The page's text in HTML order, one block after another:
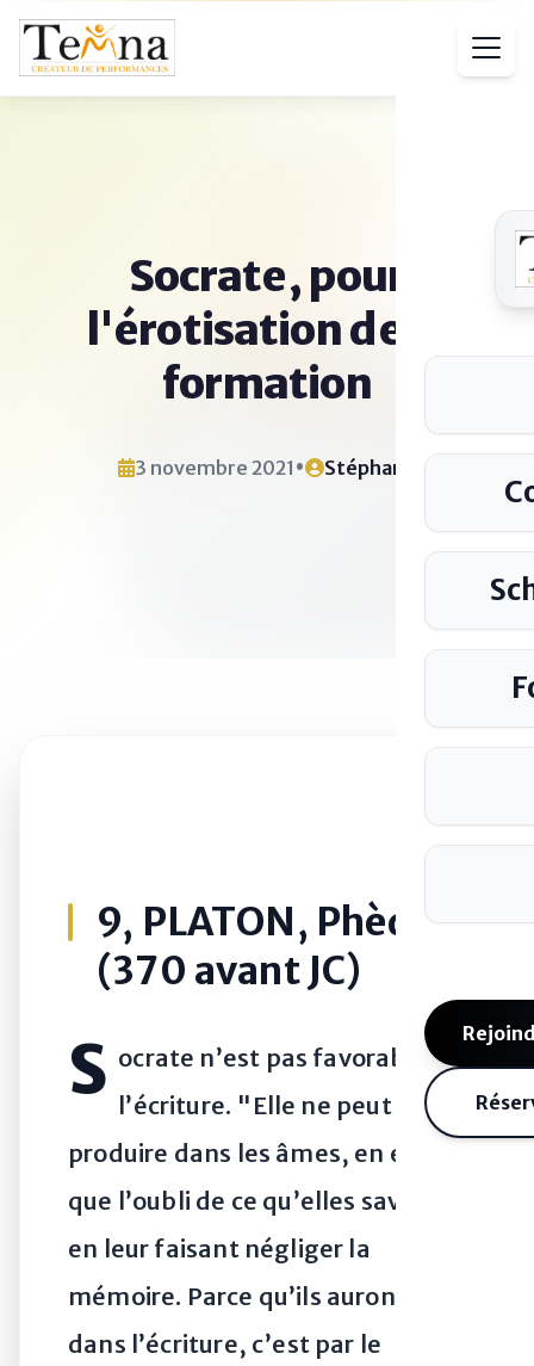
Socrate, pour
l'érotisation de la
formation
3 novembre 2021 • Stéphane
9, PLATON, Phèdre
(370 avant JC)
S ocrate n’est pas favorable à
l’écriture. "Elle ne peut
produire dans les âmes, en effet,
que l’oubli de ce qu’elles savent
en leur faisant négliger la
mémoire. Parce qu’ils auront foi
dans l’écriture, c’est par le